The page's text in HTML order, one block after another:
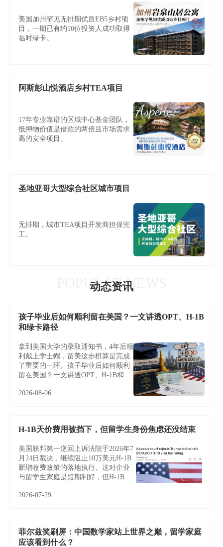
美国加州罕见无排期优质EB5乡村项
目，一期已有约10位投资人成功取得
临时绿卡。
阿斯彭山悦酒店乡村TEA项目
17年专业靠谱的区域中心基金团队，
抵押物价值是借款的两倍且市场需求
高的安全项目。
圣地亚哥大型综合社区城市项目
无排期，城市TEA项目开发商担保完
工。
POPULAR NEWS
动态资讯
孩子毕业后如何顺利留在美国？一文讲透OPT、H-1B
和绿卡路径
拿到美国大学的录取通知书，4年后顺
利戴上学士帽，留美这步棋算是完成
了重要的一环。孩子毕业后如何顺利
留在美国？一文讲透OPT、H-1B和绿
2026-08-06
H-1B天价费用被挡下，但留学生身份焦虑还没结束
美国联邦第一巡回上诉法院于2026年7
月24日裁决，继续阻止10万美元H-1B
新增收费政策的落地执行。这对企业
与留学生家庭是短期利好，但H-1B制
加权抽签、雇主绑定与临时身份——
2026-07-29
菲尔兹奖刷屏：中国数学家站上世界之巅，留学家庭
应该看到什么？